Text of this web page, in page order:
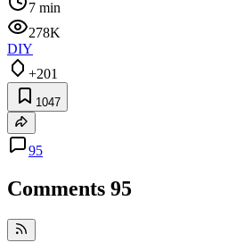
7 min
278K
DIY
+201
1047
95
Comments 95